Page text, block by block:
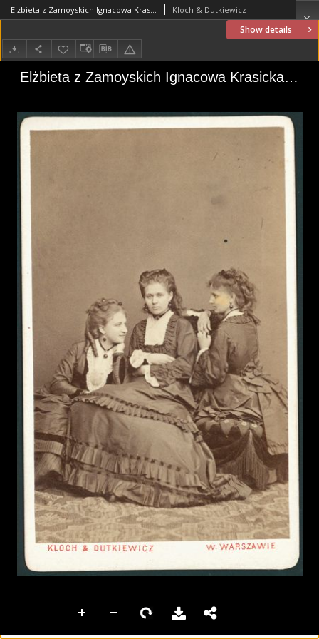
Show details
Elżbieta z Zamoyskich Ignacowa Krasicka (1846–1916), Pelagia z Potockich Karolowa Brzozowska (1848–1901), Maria Wanda z Uruskich Włodzimierzowa Czetwertyńska (1853-1931) Kloch & Dutkiewicz